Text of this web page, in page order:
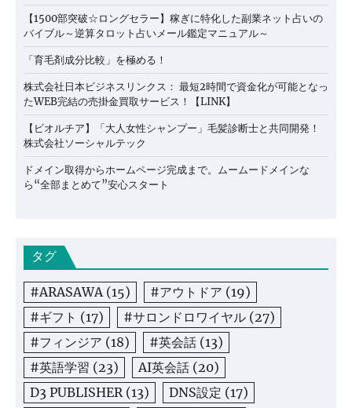
【1500部突破☆ロングセラー】稼ぎに特化した副業ネット占いの
バイブル～逆算タロット占いメール鑑定マニュアル～
「育毛剤成分比較」を極める！
株式会社日本ビジネスリンクス： 最短2時間で資金化が可能となっ
たWEB完結の売掛金買取サービス！【LINK】
【ビオルチア】「大人女性シャンプー」毛髪診断士と共同開発！
株式会社ソーシャルテック
ドメイン取得からホームページ完成まで。ムームードメインな
ら“全部まとめて”安心スタート
タグ
#ARASAWA(15) #アウトドア (19)
#ギフト (17) #サロンドロワイヤル (27)
#フィンジア (18) #英会話 (13)
#英語学習 (23) AI英会話 (20)
D3 PUBLISHER(13) DNS設定 (17)